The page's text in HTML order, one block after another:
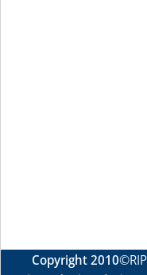
Copyright 2010